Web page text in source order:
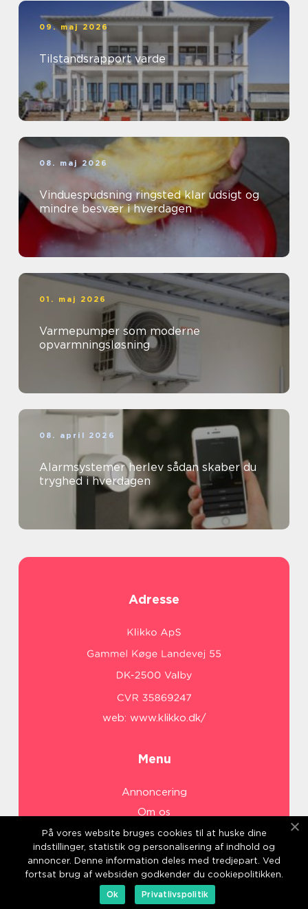
09. maj 2026
Tilstandsrapport varde
08. maj 2026
Vinduespudsning ringsted klar udsigt og
mindre besvær i hverdagen
01. maj 2026
Varmepumper som moderne
opvarmningsløsning
08. april 2026
Alarmsystemer herlev sådan skaber du
tryghed i hverdagen
Adresse
web: www.klikko.dk/
Menu
Annoncering
Om os
Cookies
Kontakt os
Sitemap
På vores website bruges cookies til at huske dine
indstillinger, statistik og personalisering af indhold og
annoncer. Denne information deles med tredjepart. Ved
fortsat brug af websiden godkender du cookiepolitikken.
Ok
Privatlivspolitik